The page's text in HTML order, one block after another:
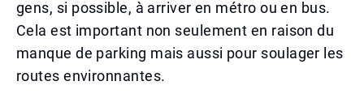
gens, si possible, à arriver en métro ou en bus.
Cela est important non seulement en raison du
manque de parking mais aussi pour soulager les
routes environnantes.